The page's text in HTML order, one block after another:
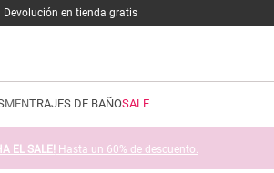
Devolución en tienda gratis
MENTRAJES DE BAÑOSALE
EL SALE! Hasta un 60% de descuento.